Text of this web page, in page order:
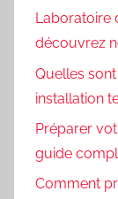
Laboratoire
découvrez
Quelles
installation
Préparer
guide
Comment